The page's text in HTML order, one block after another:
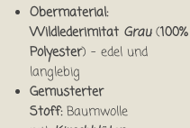
Obermaterial:
Wildlederimitat Grau (100%
Polyester) – edel und
langlebig
Gemusterter
Stoff: Baumwolle